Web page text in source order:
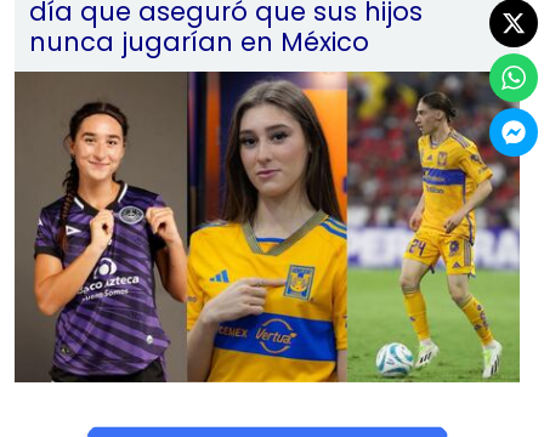
día que aseguró que sus hijos
nunca jugarían en México